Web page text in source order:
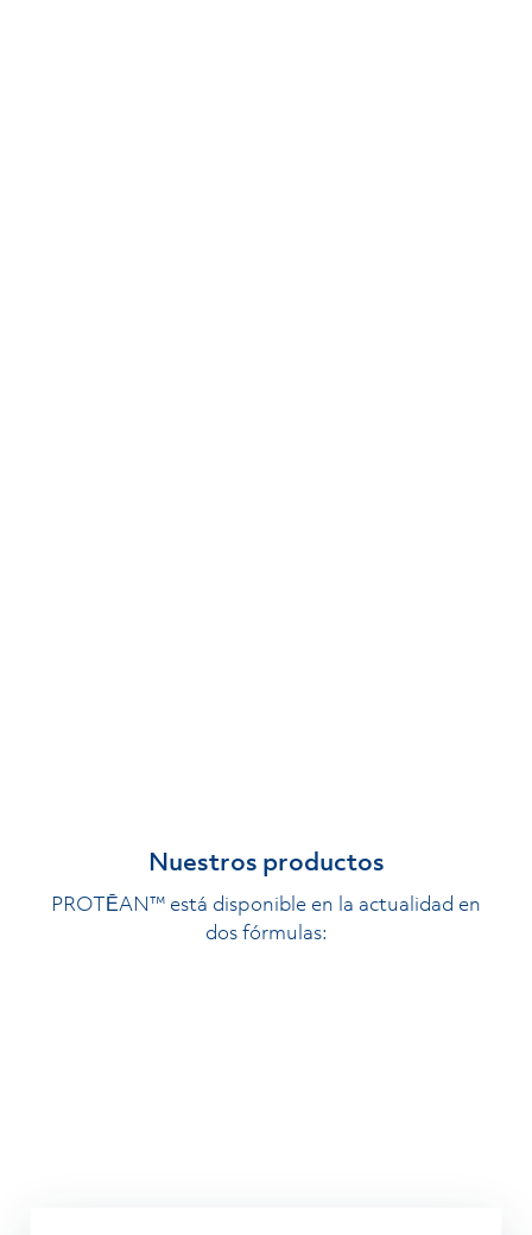
Nuestros productos
PROTĒAN™ está disponible en la actualidad en
dos fórmulas: